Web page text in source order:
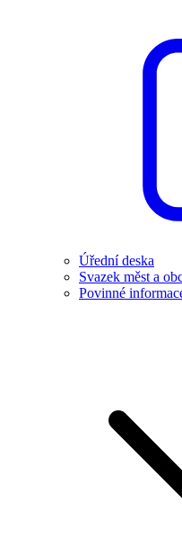
Úřední deska
Svazek měst a
Povinné